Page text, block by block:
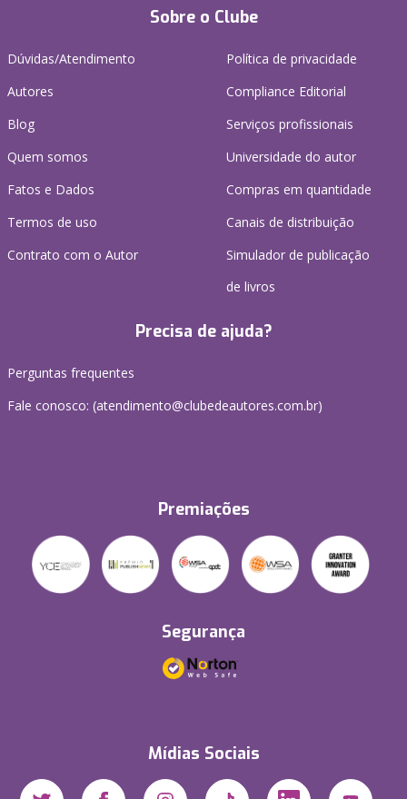
Sobre o Clube
Dúvidas/Atendimento
Autores
Blog
Quem somos
Fatos e Dados
Termos de uso
Contrato com o Autor
Política de privacidade
Compliance Editorial
Serviços profissionais
Universidade do autor
Compras em quantidade
Canais de distribuição
Simulador de publicação
de livros
Precisa de ajuda?
Perguntas frequentes
Fale conosco: (atendimento@clubedeautores.com.br)
Premiações
Segurança
Mídias Sociais